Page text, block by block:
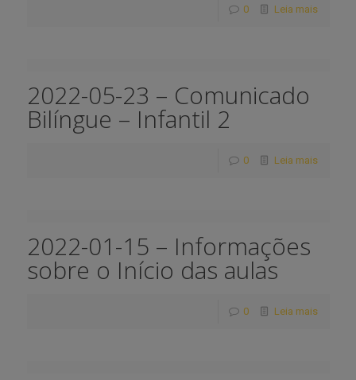
0 Leia mais
2022-05-23 – Comunicado
Bilíngue – Infantil 2
0 Leia mais
2022-01-15 – Informações
sobre o Início das aulas
0 Leia mais